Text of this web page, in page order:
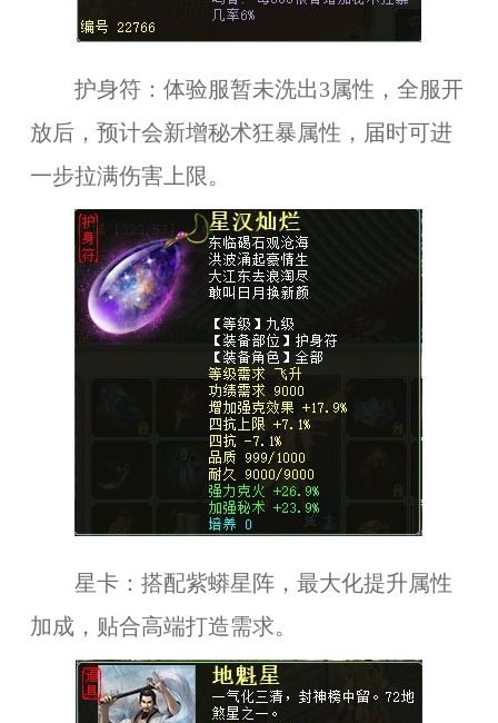
护身符：体验服暂未洗出3属性，全服开
放后，预计会新增秘术狂暴属性，届时可进
一步拉满伤害上限。
星卡：搭配紫蟒星阵，最大化提升属性
加成，贴合高端打造需求。